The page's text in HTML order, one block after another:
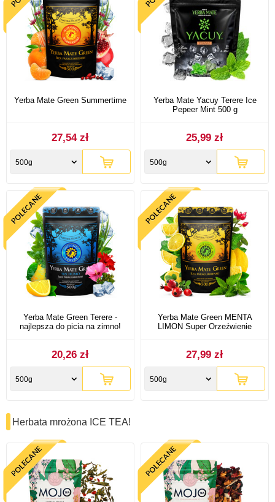
Yerba Mate Green Summertime
27,54 zł
500g
Yerba Mate Yacuy Terere Ice
Pepeer Mint 500 g
25,99 zł
500g
Yerba Mate Green Terere -
najlepsza do picia na zimno!
20,26 zł
500g
Yerba Mate Green MENTA
LIMON Super Orzeźwienie
27,99 zł
500g
Herbata mrożona ICE TEA!